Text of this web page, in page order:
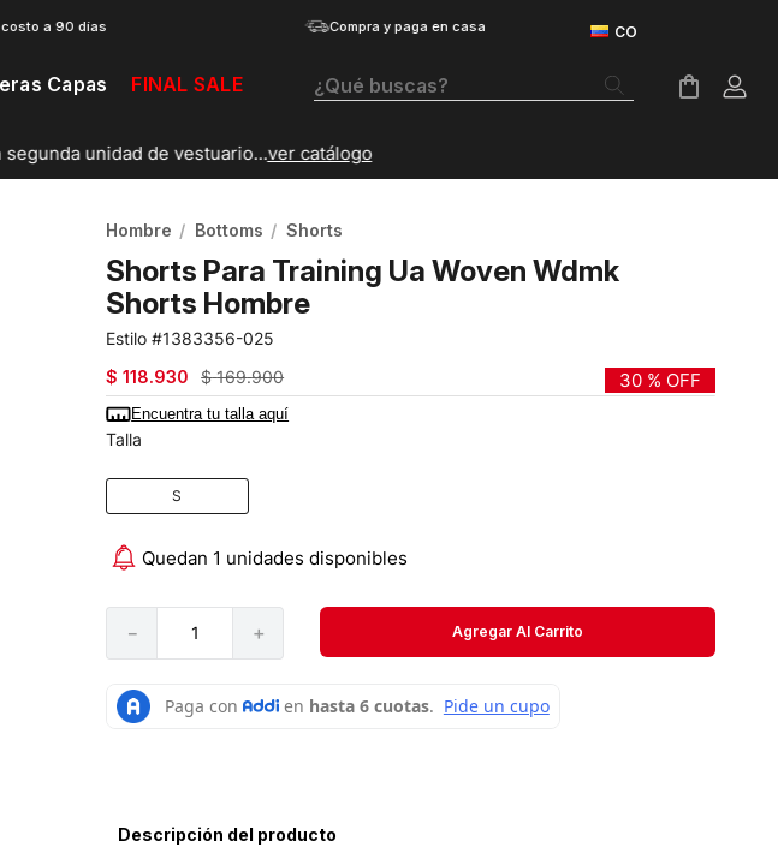
a 90 días Compra y paga en casa
Capas FINAL SALE ¿Qué buscas?
vestuario...ver catálogo
Hombre Bottoms Shorts
Shorts Para Training Ua Woven Wdmk
Shorts Hombre
1383356-025
$ 118.930 $ 169.900 30 % OFF
Encuentra tu talla aquí
Talla
S
Quedan 1 unidades disponibles
＋
－ Agregar Al Carrito
Descripción del producto
Botas
Tenis Mujer
Tenis Hombre
Velociti Distance
Velociti
Short